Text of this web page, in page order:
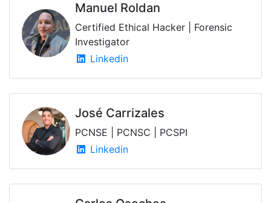
Manuel Roldan
Certified Ethical Hacker | Forensic
Investigator
Linkedin
José Carrizales
PCNSE | PCNSC | PCSPI
Linkedin